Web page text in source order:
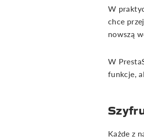
W
chce
nowszą
W
funkcje,
Każde z